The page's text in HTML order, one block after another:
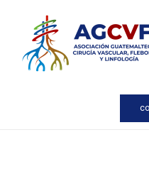
contenido